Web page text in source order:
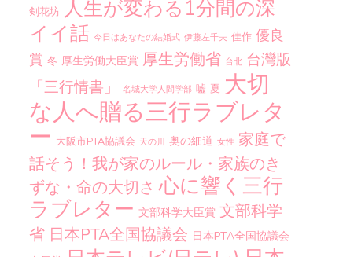
剣花坊 人生が変わる1分間の深
イイ話 今日はあなたの結婚式 伊藤左千夫 佳作 優良
賞 冬 厚生労働大臣賞 厚生労働省 台北 台灣版
「三行情書」
名城大学人間学部 嘘 夏 大切
な人へ贈る三行ラブレタ
ー 大阪市PTA協議会 天の川 奥の細道 女性 家庭で
話そう！我が家のルール・家族のき
ずな・命の大切さ 心に響く三行
ラブレター 文部科学大臣賞 文部科学
省 日本PTA全国協議会 日本PTA全国協議会